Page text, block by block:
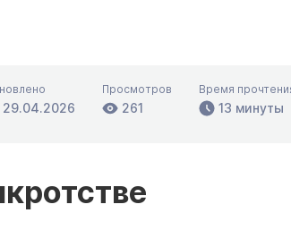
29.04.2026
Просмотров
261
Время
13 минуты